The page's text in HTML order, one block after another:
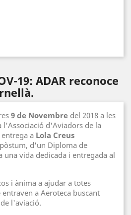
19: ADAR reconoce
9 de Novembre del 2018 a les
l'Associació d'Aviadors de la
entrega a Lola Creus
d'un Diploma de
una vida dedicada i entregada al
i ànima a ajudar a totes
a Aeroteca buscant
l'aviació.